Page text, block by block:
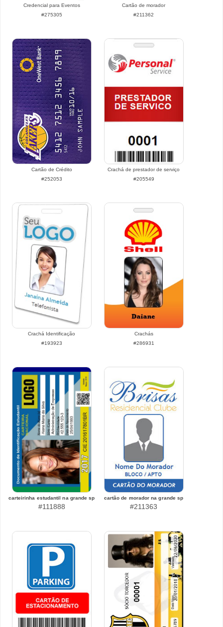
Credencial para Eventos
#275305
Cartão de morador
#211362
Cartão de Crédito
#252053
Crachá de prestador de serviço
#205549
Crachá Identificação
#193923
Crachás
#286931
carteirinha estudantil na grande sp
#111888
cartão de morador na grande sp
#211363